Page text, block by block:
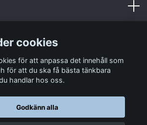
cookies
för att anpassa det innehåll som
för att du ska få bästa tänkbara
handlar hos oss.
Godkänn alla